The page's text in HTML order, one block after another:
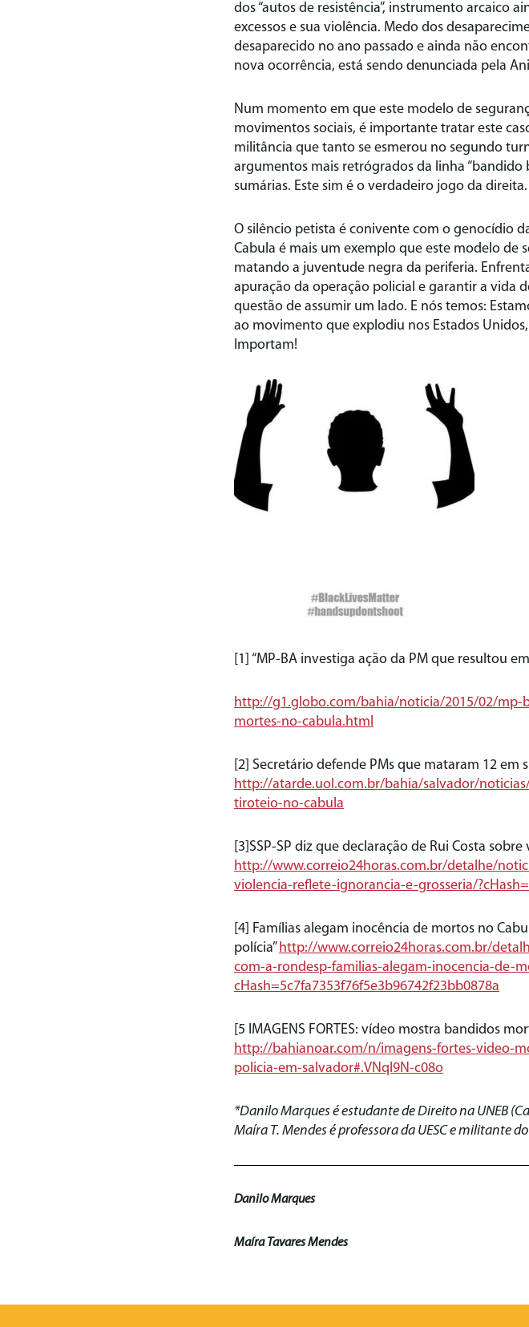
dos “autos de resistência”, instrumento arcaico
excessos e sua violência. Medo dos
desaparecido no ano passado e ainda não
nova ocorrência, está sendo denunciada pela
Num momento em que este modelo de
movimentos sociais, é importante tratar este
militância que tanto se esmerou no segundo
argumentos mais retrógrados da linha
sumárias. Este sim é o verdadeiro jogo da direita.
O silêncio petista é conivente com o genocídio
Cabula é mais um exemplo que este modelo de
matando a juventude negra da periferia.
apuração da operação policial e garantir a vida
questão de assumir um lado. E nós temos:
ao movimento que explodiu nos Estados
Importam!
[1] “MP-BA investiga ação da PM que resultou
http://g1.globo.com/bahia/noticia/2015/02/mp-
mortes-no-cabula.html
[2] Secretário defende PMs que mataram 12 em
http://atarde.uol.com.br/bahia/salvador/
tiroteio-no-cabula
[3]SSP-SP diz que declaração de Rui Costa
http://www.correio24horas.com.br/detalhe/
violencia-reflete-ignorancia-e-grosseria/
[4] Famílias alegam inocência de mortos no
polícia”http://www.correio24horas.com.br/
com-a-rondesp-familias-alegam-inocencia-de-
cHash=5c7fa7353f76f5e3b96742f23bb0878a
[5 IMAGENS FORTES: vídeo mostra bandidos
http://bahianoar.com/n/imagens-fortes-video-
policia-em-salvador#.VNql9N-c08o
*Danilo Marques é estudante de Direito na UNEB
Maíra T. Mendes é professora da UESC e militante do
Danilo Marques
Maíra Tavares Mendes